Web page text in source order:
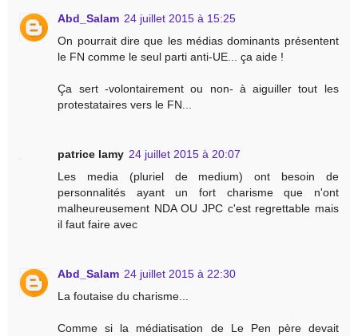
Abd_Salam 24 juillet 2015 à 15:25
On pourrait dire que les médias dominants présentent
le FN comme le seul parti anti-UE... ça aide !
Ça sert -volontairement ou non- à aiguiller tout les
protestataires vers le FN...
patrice lamy 24 juillet 2015 à 20:07
Les media (pluriel de medium) ont besoin de
personnalités ayant un fort charisme que n'ont
malheureusement NDA OU JPC c'est regrettable mais
il faut faire avec
Abd_Salam 24 juillet 2015 à 22:30
La foutaise du charisme...
Comme si la médiatisation de Le Pen père devait